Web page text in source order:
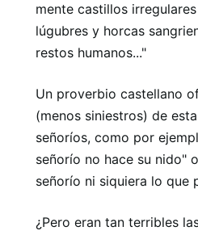
mente castillos
lúgubres y horcas
restos humanos..."
Un proverbio castellano
(menos siniestros) de
señoríos, como por
señorío no hace su nido"
señorío ni siquiera lo que
¿Pero eran tan terribles